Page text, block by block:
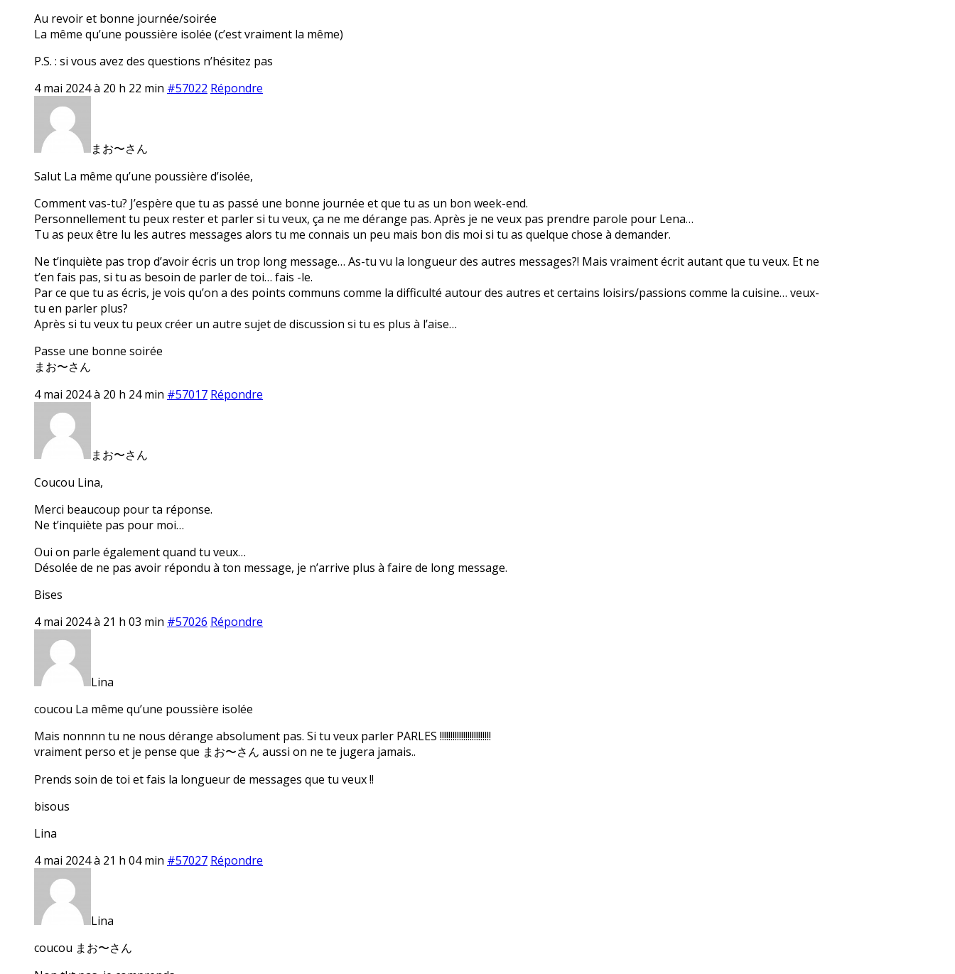
Au revoir et bonne journée/soirée
La même qu’une poussière isolée (c’est vraiment la même)
P.S. : si vous avez des questions n’hésitez pas
4 mai 2024 à 20 h 22 min #57022 Répondre
まお〜さん
Salut La même qu’une poussière d’isolée,
Comment vas-tu? J’espère que tu as passé une bonne journée et que tu as un bon week-end.
Personnellement tu peux rester et parler si tu veux, ça ne me dérange pas. Après je ne veux pas prendre parole pour Lena…
Tu as peux être lu les autres messages alors tu me connais un peu mais bon dis moi si tu as quelque chose à demander.
Ne t’inquiète pas trop d’avoir écris un trop long message… As-tu vu la longueur des autres messages?! Mais vraiment écrit autant que tu veux. Et ne
t’en fais pas, si tu as besoin de parler de toi… fais -le.
Par ce que tu as écris, je vois qu’on a des points communs comme la difficulté autour des autres et certains loisirs/passions comme la cuisine… veux-
tu en parler plus?
Après si tu veux tu peux créer un autre sujet de discussion si tu es plus à l’aise…
Passe une bonne soirée
まお〜さん
4 mai 2024 à 20 h 24 min #57017 Répondre
まお〜さん
Coucou Lina,
Merci beaucoup pour ta réponse.
Ne t’inquiète pas pour moi…
Oui on parle également quand tu veux…
Désolée de ne pas avoir répondu à ton message, je n’arrive plus à faire de long message.
Bises
4 mai 2024 à 21 h 03 min #57026 Répondre
Lina
coucou La même qu’une poussière isolée
Mais nonnnn tu ne nous dérange absolument pas. Si tu veux parler PARLES !!!!!!!!!!!!!!!!!!!!!!!!
vraiment perso et je pense que まお〜さん aussi on ne te jugera jamais..
Prends soin de toi et fais la longueur de messages que tu veux !!
bisous
Lina
4 mai 2024 à 21 h 04 min #57027 Répondre
Lina
coucou まお〜さん